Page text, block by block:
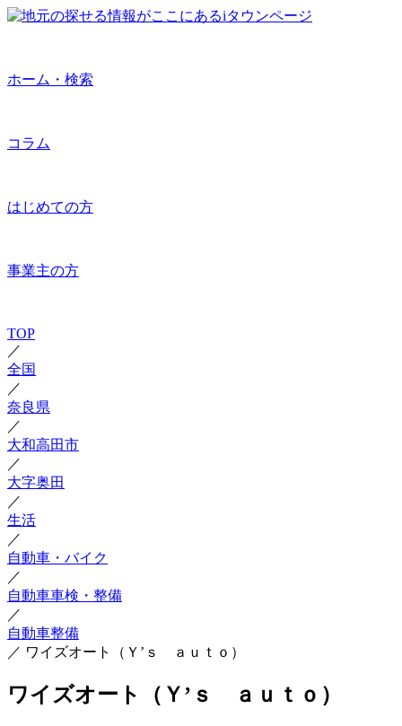
ホーム・検索
コラム
はじめての方
事業主の方
TOP
／
全国
／
奈良県
／
大和高田市
／
大字奥田
／
生活
／
自動車・バイク
／
自動車車検・整備
／
自動車整備
／ ワイズオート（Ｙ’ｓ ａｕｔｏ）
ワイズオート（Ｙ’ｓ ａｕｔｏ）